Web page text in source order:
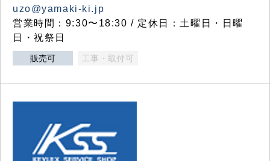
uzo@yamaki-ki.jp
営業時間：9:30〜18:30 / 定休日：土曜日・日曜
日・祝祭日
販売可 工事・取付可